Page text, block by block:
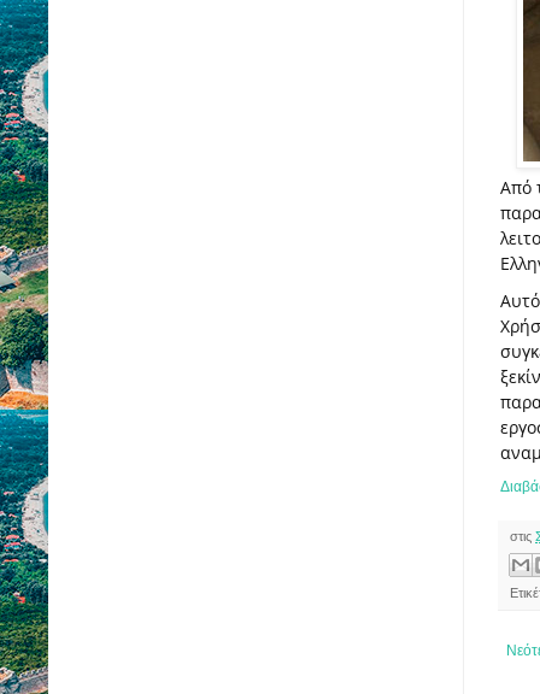
Από
στις